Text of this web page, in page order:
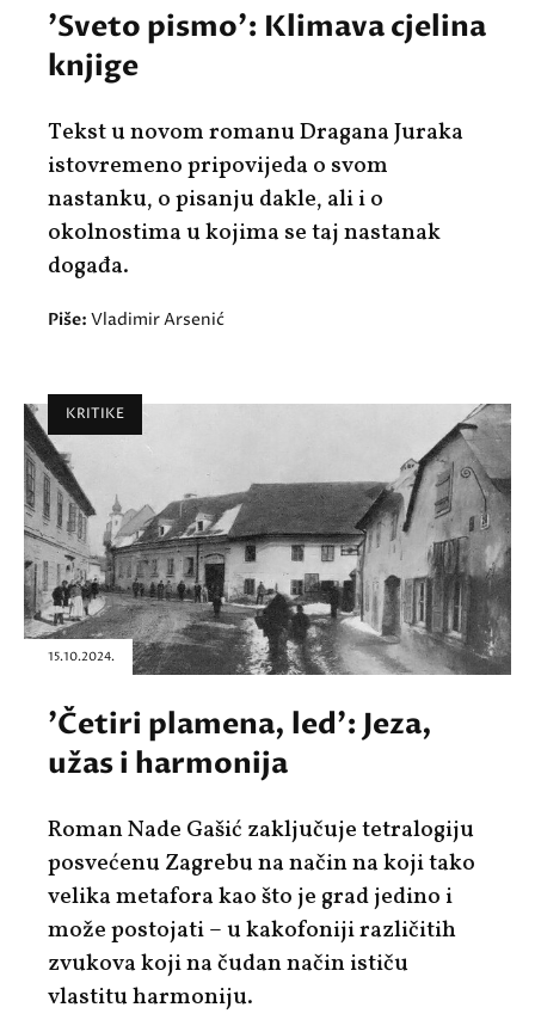
'Sveto pismo': Klimava cjelina
knjige
Tekst u novom romanu Dragana Juraka
istovremeno pripovijeda o svom
nastanku, o pisanju dakle, ali i o
okolnostima u kojima se taj nastanak
događa.
Piše: Vladimir Arsenić
KRITIKE
15.10.2024.
'Četiri plamena, led': Jeza,
užas i harmonija
Roman Nade Gašić zaključuje tetralogiju
posvećenu Zagrebu na način na koji tako
velika metafora kao što je grad jedino i
može postojati – u kakofoniji različitih
zvukova koji na čudan način ističu
vlastitu harmoniju.